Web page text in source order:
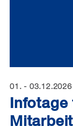
01. - 03.12.2026
Infotage